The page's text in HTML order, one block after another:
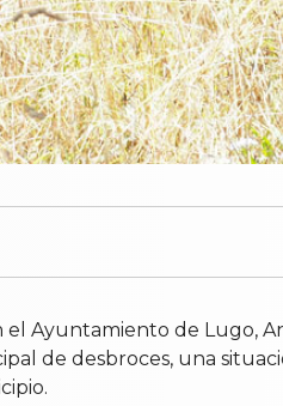
Ayuntamiento de Lugo,
de desbroces, una